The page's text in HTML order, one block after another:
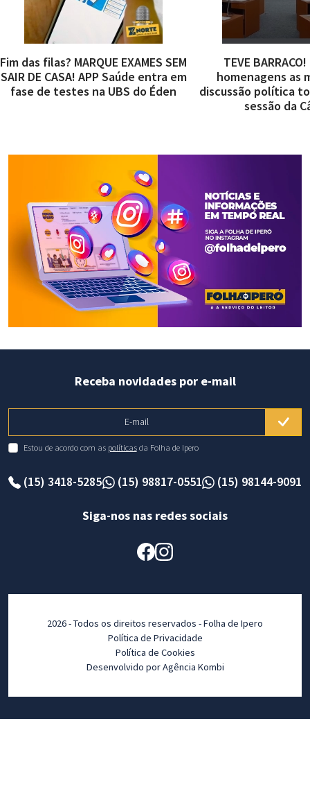
Fim das filas? MARQUE EXAMES SEM
SAIR DE CASA! APP Saúde entra em
fase de testes na UBS do Éden
TEVE
homenagens as
discussão política
sessão da
(15) 3418-5285 (15) 98817-0551 (15) 98144-9091
Receba novidades por e-mail
E-mail
Estou de acordo com as políticasda Folha de Ipero
Siga-nos nas redes sociais
2026 - Todos os direitos reservados - Folha de Ipero
Política de Privacidade
Política de Cookies
Desenvolvido por Agência Kombi